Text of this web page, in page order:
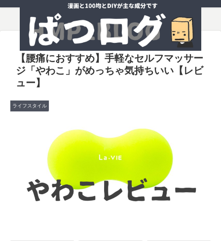
【腰痛におすすめ】手軽なセルフマッサー
ジ「やわこ」がめっちゃ気持ちいい【レビ
ュー】
ライフスタイル